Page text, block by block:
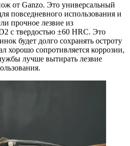
от Ganzo. Это универсальный
повседневного использования и
прочное лезвие из
с твердостью ±60 HRC. Это
будет долго сохранять остроту
хорошо сопротивляется коррозии,
лучше вытирать лезвие